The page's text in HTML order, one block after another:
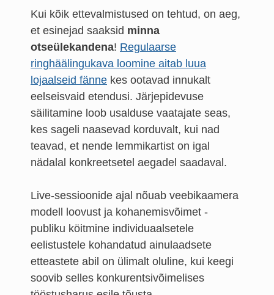
Kui kõik ettevalmistused on tehtud, on aeg,
et esinejad saaksid minna
otseülekandena! Regulaarse
ringhäälingukava loomine aitab luua
lojaalseid fänne kes ootavad innukalt
eelseisvaid etendusi. Järjepidevuse
säilitamine loob usalduse vaatajate seas,
kes sageli naasevad korduvalt, kui nad
teavad, et nende lemmikartist on igal
nädalal konkreetsetel aegadel saadaval.
Live-sessioonide ajal nõuab veebikaamera
modell loovust ja kohanemisvõimet -
publiku köitmine individuaalsetele
eelistustele kohandatud ainulaadsete
etteastete abil on ülimalt oluline, kui keegi
soovib selles konkurentsivõimelises